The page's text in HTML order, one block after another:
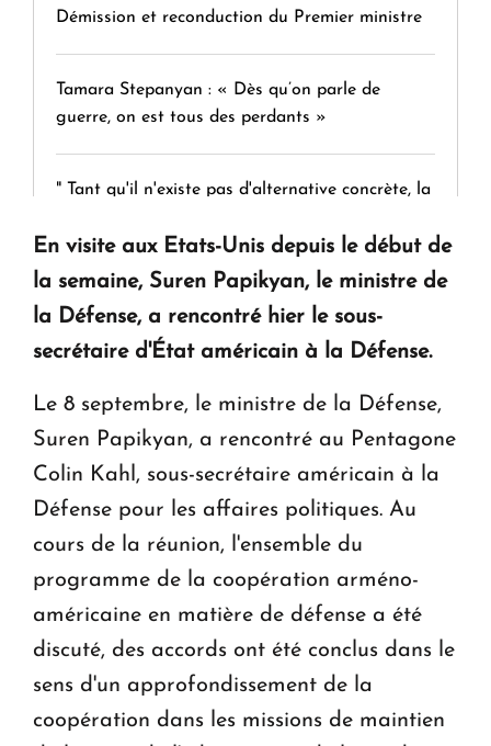
Démission et reconduction du Premier ministre
Tamara Stepanyan : « Dès qu’on parle de
guerre, on est tous des perdants »
" Tant qu'il n'existe pas d'alternative concrète, la
KASA : 30 ans d'audace, de résilience et d'avenir
en Arménie
Le premier hôtel Hyatt Regency d'Arménie
ouvrira ses portes à Dilijan
En visite aux Etats-Unis depuis le début de
la semaine, Suren Papikyan, le ministre de
la Défense, a rencontré hier le sous-
secrétaire d'État américain à la Défense.
Le 8 septembre, le ministre de la Défense,
Suren Papikyan, a rencontré au Pentagone
Colin Kahl, sous-secrétaire américain à la
Défense pour les affaires politiques. Au
cours de la réunion, l'ensemble du
programme de la coopération arméno-
américaine en matière de défense a été
discuté, des accords ont été conclus dans le
sens d'un approfondissement de la
coopération dans les missions de maintien